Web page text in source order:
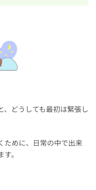
、どうしても最初は緊張し
ために、日常の中で出来
。